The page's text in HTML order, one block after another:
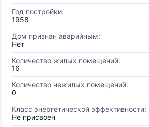
Год постройки:
1958
Дом признан аварийным:
Нет
Количество жилых помещений:
16
Количество нежилых помещений:
0
Класс энергетической эффективности:
Не присвоен